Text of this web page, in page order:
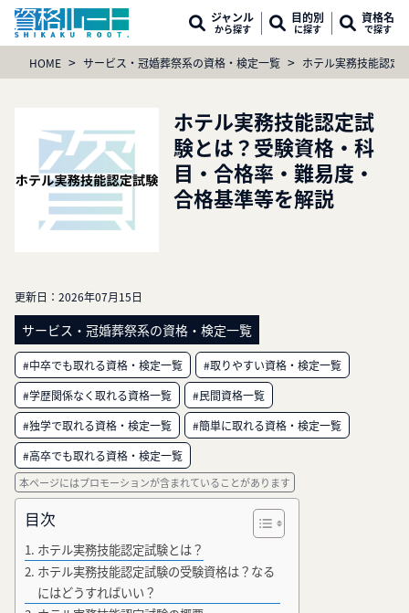
ジャンル
から探す
目的別
に探す
資格名
で探す
HOME > サービス・冠婚葬祭系の資格・検定一覧 > ホテル実務技能認定
ホテル実務技能認定試
験とは？受験資格・科
目・合格率・難易度・
合格基準等を解説
更新日： 2026年07月15日
サービス・冠婚葬祭系の資格・検定一覧
#中卒でも取れる資格・検定一覧
#取りやすい資格・検定一覧
#学歴関係なく取れる資格一覧
#民間資格一覧
#独学で取れる資格・検定一覧
#簡単に取れる資格・検定一覧
#高卒でも取れる資格・検定一覧
本ページにはプロモーションが含まれていることがあります
目次
ホテル実務技能認定試験とは？
ホテル実務技能認定試験の受験資格は？なる
にはどうすればいい？